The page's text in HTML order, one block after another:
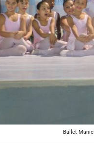
Ballet